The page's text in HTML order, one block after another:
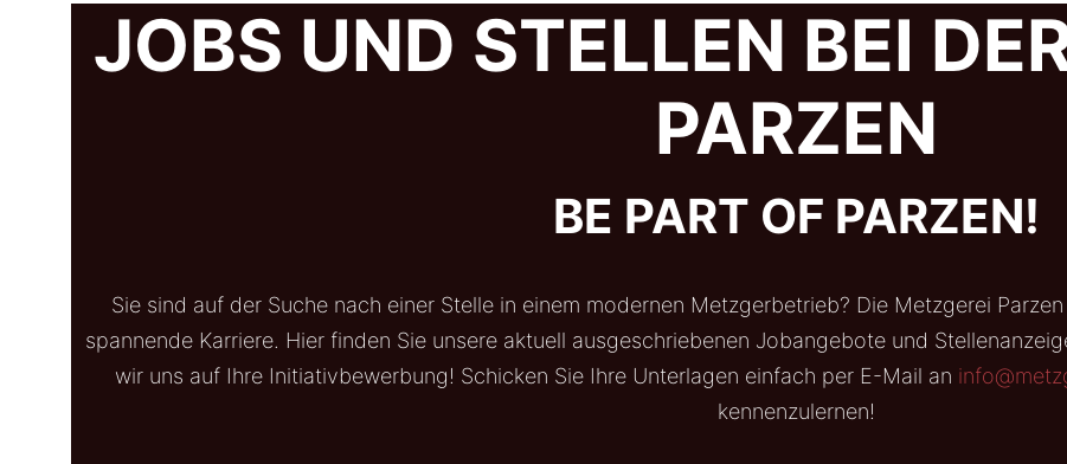
JOBS UND STELLEN BEI
PARZEN
BE PART OF PARZEN!
Sie sind auf der Suche nach einer Stelle in einem modernen Metzgerbetrieb? Die Metzgerei
spannende Karriere. Hier finden Sie unsere aktuell ausgeschriebenen Jobangebote und
wir uns auf Ihre Initiativbewerbung! Schicken Sie Ihre Unterlagen einfach per E-Mail an
kennenzulernen!